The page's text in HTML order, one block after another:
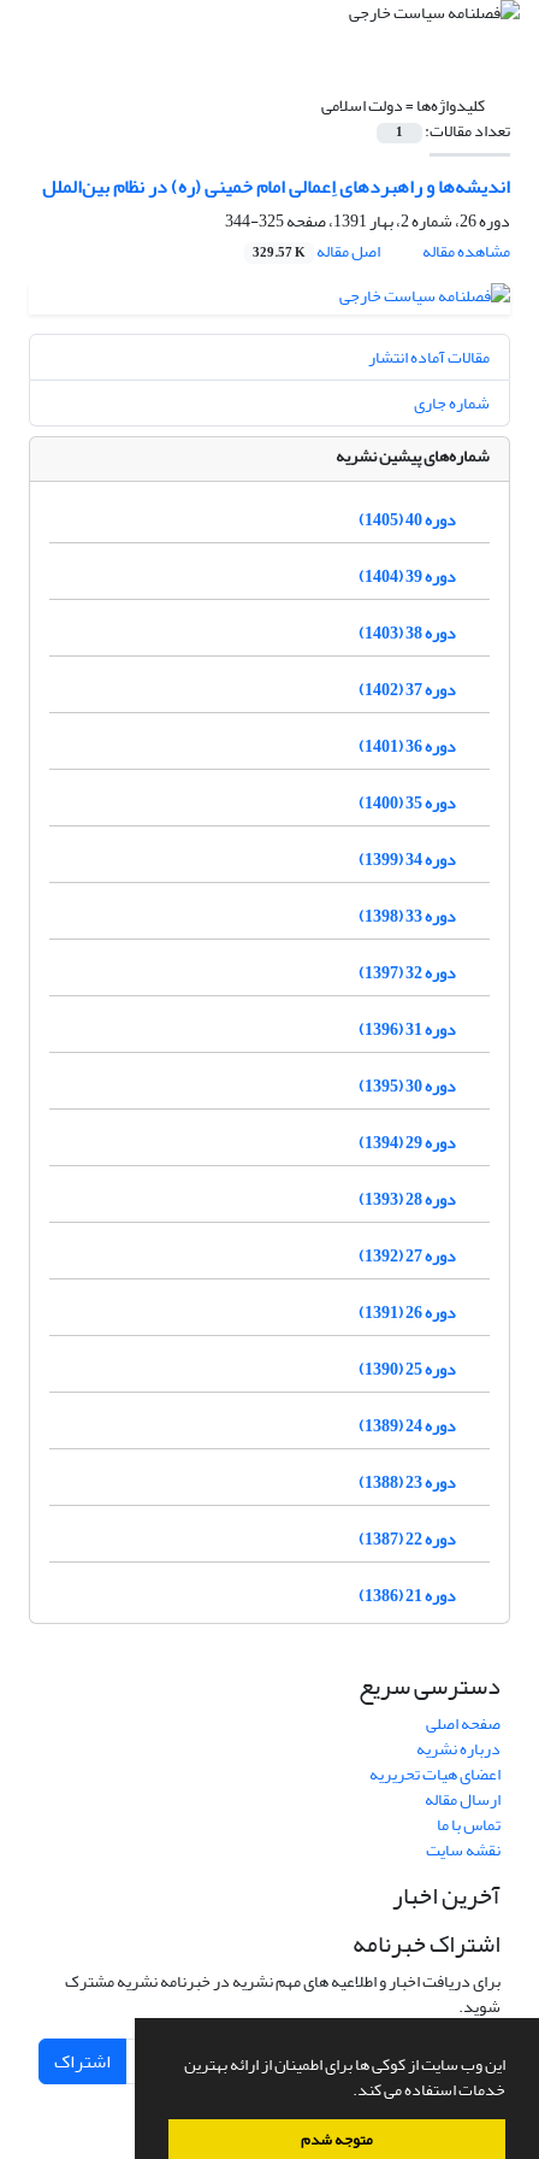
این وب سایت از کوکی ها برای اطمینان از ارائه بهترین
خدمات استفاده می کند.
متوجه شدم
کلیدواژه‌ها =دولت اسلامی
تعداد مقالات: 1
اندیشه‌ها و راهبردهای اِعمالی امام خمینی (ره) در ‏نظام بین‌الملل
دوره 26، شماره 2، بهار 1391، صفحه
325-344
مشاهده مقاله
اصل مقاله 329.57 K
مقالات آماده انتشار
شماره جاری
شماره‌های پیشین نشریه
دوره 40 (1405)
دوره 39 (1404)
دوره 38 (1403)
دوره 37 (1402)
دوره 36 (1401)
دوره 35 (1400)
دوره 34 (1399)
دوره 33 (1398)
دوره 32 (1397)
دوره 31 (1396)
دوره 30 (1395)
دوره 29 (1394)
دوره 28 (1393)
دوره 27 (1392)
دوره 26 (1391)
دوره 25 (1390)
دوره 24 (1389)
دوره 23 (1388)
دوره 22 (1387)
دوره 21 (1386)
دسترسی سریع
صفحه اصلی
درباره نشریه
اعضای هیات تحریریه
ارسال مقاله
تماس با ما
نقشه سایت
آخرین اخبار
اشتراک خبرنامه
برای دریافت اخبار و اطلاعیه های مهم نشریه در خبرنامه نشریه مشترک
شوید.
اشتراک